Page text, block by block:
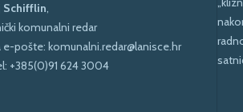
Schifflin,
komunalni redar
e-pošte: komunalni.redar@lanisce.hr
+385(0)91 624 3004